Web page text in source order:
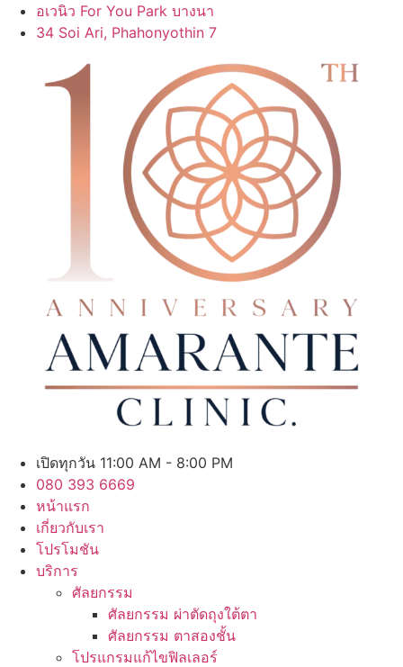
Skip
อเวนิว For You Park บางนา
34 Soi Ari, Phahonyothin 7
เปิดทุกวัน 11:00 AM - 8:00 PM
080 393 6669
หน้าแรก
เกี่ยวกับเรา
โปรโมชัน
บริการ
ศัลยกรรม
ศัลยกรรม ผ่าตัดถุงใต้ตา
ศัลยกรรม ตาสองชั้น
โปรแกรมแก้ไขฟิลเลอร์